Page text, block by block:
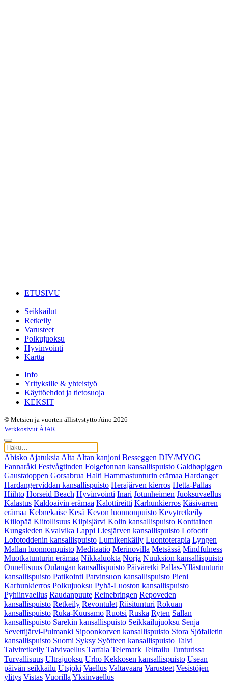
ETUSIVU
Seikkailut
Retkeily
Varusteet
Polkujuoksu
Hyvinvointi
Kartta
Info
Yrityksille & yhteistyö
Käyttöehdot ja tietosuoja
KEKSIT
© Metsien ja vuorten ällistystyttö Aino 2026
Verkkosivut ÁJAR
Abisko Ajatuksia Alta Altan kanjoni Besseggen DIY/MYOG
Fannaråki Festvågtinden Folgefonnan kansallispuisto Galdhøpiggen
Gaustatoppen Gorsabrua Halti Hammastunturin erämaa Hardanger
Hardangerviddan kansallispuisto Herajärven kierros Hetta-Pallas
Hiihto Horseid Beach Hyvinvointi Inari Jotunheimen Juoksuvaellus
Kalastus Kaldoaivin erämaa Kalottireitti Karhunkierros Käsivarren
erämaa Kebnekaise Kesä Kevon luonnonpuisto Kevytretkeily
Kiilopää Kiitollisuus Kilpisjärvi Kolin kansallispuisto Konttainen
Kungsleden Kvalvika Lappi Liesjärven kansallispuisto Lofootit
Lofotoddenin kansallispuisto Lumikenkäily Luontoterapia Lyngen
Mallan luonnonpuisto Meditaatio Merinovilla Metsässä Mindfulness
Muotkatunturin erämaa Nikkaluokta Norja Nuuksion kansallispuisto
Onnellisuus Oulangan kansallispuisto Päiväretki Pallas-Yllästunturin
kansallispuisto Patikointi Patvinsuon kansallispuisto Pieni
Karhunkierros Polkujuoksu Pyhä-Luoston kansallispuisto
Pyhiinvaellus Raudanpuute Reinebringen Repoveden
kansallispuisto Retkeily Revontulet Riisitunturi Rokuan
kansallispuisto Ruka-Kuusamo Ruotsi Ruska Ryten Sallan
kansallispuisto Sarekin kansallispuisto Seikkailujuoksu Senja
Sevettijärvi-Pulmanki Sipoonkorven kansallispuisto Stora Sjöfalletin
kansallispuisto Suomi Syksy Syötteen kansallispuisto Talvi
Talviretkeily Talvivaellus Tarfala Telemark Telttailu Tunturissa
Turvallisuus Ultrajuoksu Urho Kekkosen kansallispuisto Usean
päivän seikkailu Utsjoki Vaellus Valtavaara Varusteet Vesistöjen
ylitys Vistas Vuorilla Yksinvaellus